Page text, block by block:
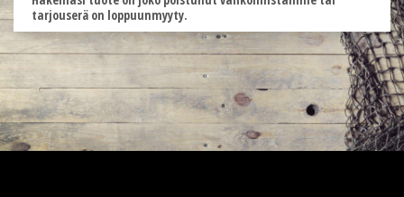
tarjouserä on loppuunmyyty.